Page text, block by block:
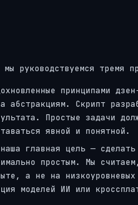
руководствуемся тремя
принципами
абстракциям. Скрипт
Простые задачи
явной и понятной.
главная цель — сделать
простым. Мы
а не на
моделей ИИ или